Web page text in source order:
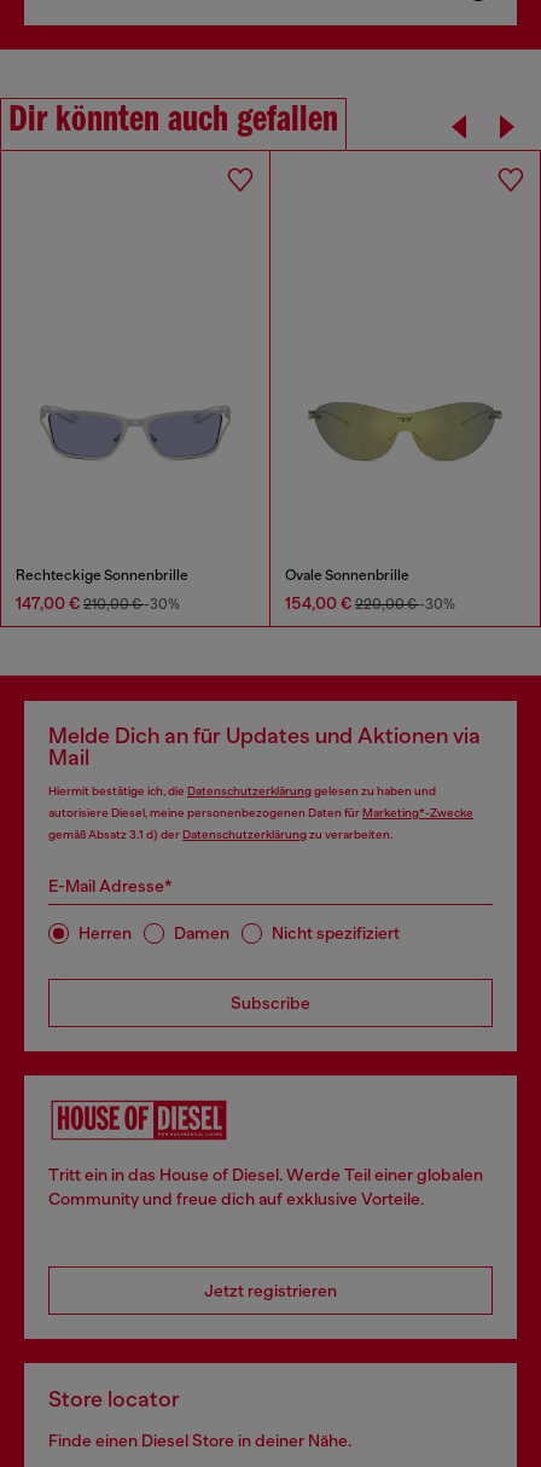
Dir könnten auch gefallen
Rechteckige Sonnenbrille
147,00 € 210,00 €-30%
Ovale Sonnenbrille
154,00 € 220,00 €-30%
Melde Dich an für Updates und Aktionen via
Mail
Hiermit bestätige ich, die Datenschutzerklärunggelesen zu haben und
autorisiere Diesel, meine personenbezogenen Daten fürMarketing*-Zwecke
gemäß Absatz 3.1 d) derDatenschutzerklärungzu verarbeiten.
E-Mail Adresse*
Herren Damen Nicht spezifiziert
Subscribe
Tritt ein in das House of Diesel. Werde Teil einer globalen
Community und freue dich auf exklusive Vorteile.
Jetzt registrieren
Store locator
Finde einen Diesel Store in deiner Nähe.